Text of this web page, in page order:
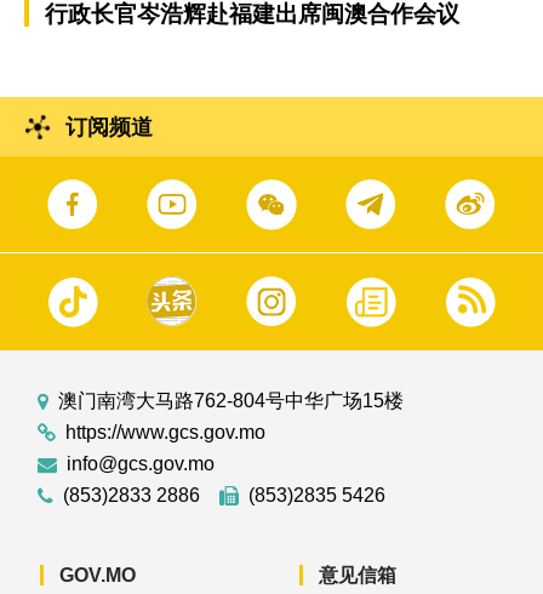
行政长官岑浩辉赴福建出席闽澳合作会议
订阅频道
澳门南湾大马路762-804号中华广场15楼
https://www.gcs.gov.mo
info@gcs.gov.mo
(853)2833 2886
(853)2835 5426
GOV.MO 意见信箱